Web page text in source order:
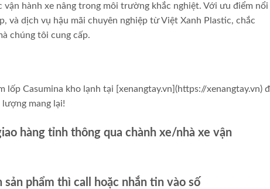
vận hành xe nâng trong môi trường khắc nghiệt. Với ưu điểm nổi
và dịch vụ hậu mãi chuyên nghiệp từ Việt Xanh Plastic, chắc
chúng tôi cung cấp.
lốp Casumina kho lạnh tại [xenangtay.vn](https://xenangtay.vn)
mang lại!
hàng tỉnh thông qua chành xe/nhà xe vận
phẩm thì call hoặc nhắn tin vào số